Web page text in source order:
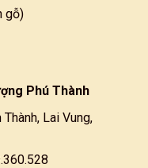
gỗ)
Phú Thành
Lai Vung,